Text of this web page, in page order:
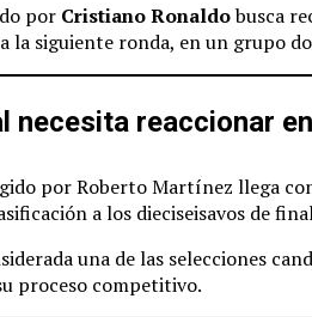
por Cristiano Ronaldobusca
la siguiente ronda, en un grupo
necesita reaccionar
por Roberto Martínez llega
a los dieciseisavos de
una de las selecciones
proceso competitivo.